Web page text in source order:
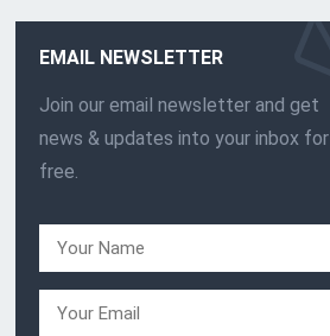
EMAIL NEWSLETTER
Join our email newsletter and get
news & updates into your inbox for
free.